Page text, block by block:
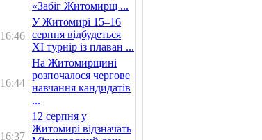
«Забіг Житомирщ ...
16:46
У Житомирі 15–16
серпня відбудеться
XI турнір із плаван ...
16:44
На Житомирщині
розпочалося чергове
навчання кандидатів
...
16:37
12 серпня у
Житомирі відзначать